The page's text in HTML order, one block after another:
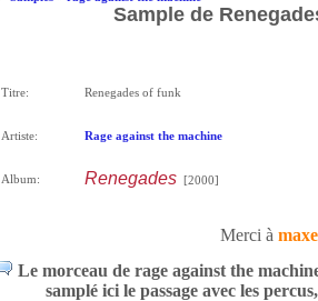
Sample de
Titre: Renegades of funk
Artiste: Rage against the machine
Album: Renegades[2000]
Merci à
Le morceau de rage against the
samplé ici le passage avec les